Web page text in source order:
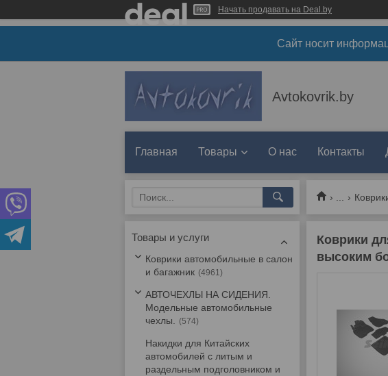
Начать продавать на Deal.by
Сайт носит
Avtokovrik.by
Главная Товары О нас Контакты
Коврики
высоким
Товары и услуги
Коврики автомобильные в салон
и багажник
4961
АВТОЧЕХЛЫ НА СИДЕНИЯ.
Модельные автомобильные
чехлы.
574
Накидки для Китайских
автомобилей с литым и
раздельным подголовником и